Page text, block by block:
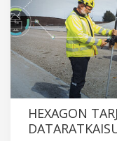
HEXAGON